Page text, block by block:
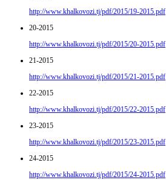
http://www.khalkovozi.tj/pdf/2015/19-2015.pdf
20-2015
http://www.khalkovozi.tj/pdf/2015/20-2015.pdf
21-2015
http://www.khalkovozi.tj/pdf/2015/21-2015.pdf
22-2015
http://www.khalkovozi.tj/pdf/2015/22-2015.pdf
23-2015
http://www.khalkovozi.tj/pdf/2015/23-2015.pdf
24-2015
http://www.khalkovozi.tj/pdf/2015/24-2015.pdf